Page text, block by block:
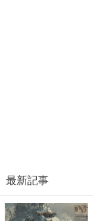
最新記事